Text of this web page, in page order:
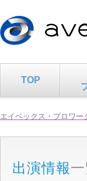
TOP
エイベックス・プロワー
出演情報